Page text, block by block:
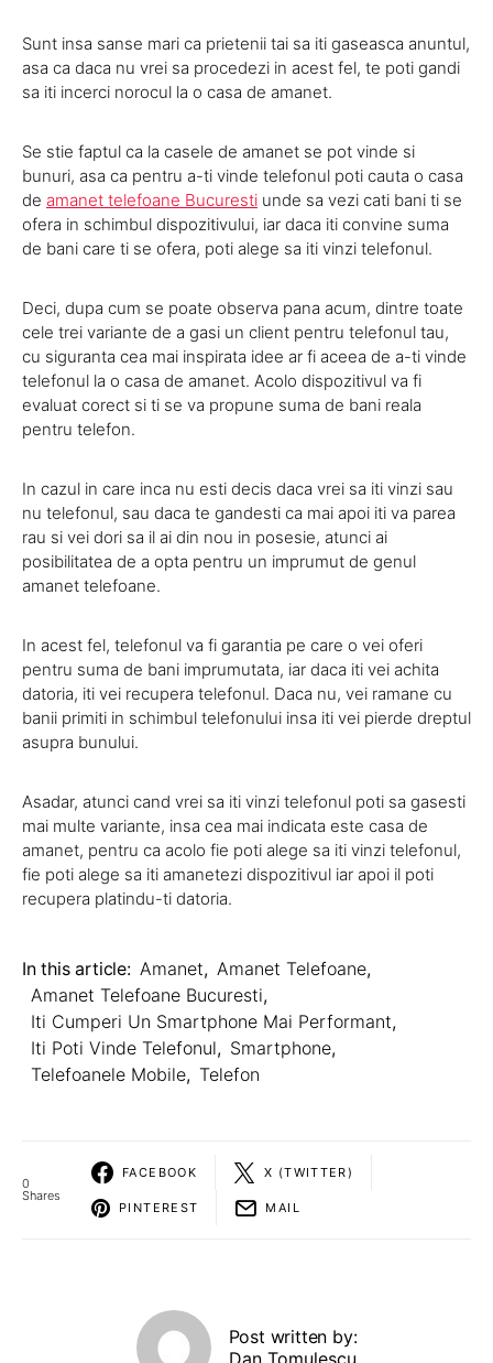
Sunt insa sanse mari ca prietenii tai sa iti gaseasca anuntul,
asa ca daca nu vrei sa procedezi in acest fel, te poti gandi
sa iti incerci norocul la o casa de amanet.
Se stie faptul ca la casele de amanet se pot vinde si
bunuri, asa ca pentru a-ti vinde telefonul poti cauta o casa
de amanet telefoane Bucuresti unde sa vezi cati bani ti se
ofera in schimbul dispozitivului, iar daca iti convine suma
de bani care ti se ofera, poti alege sa iti vinzi telefonul.
Deci, dupa cum se poate observa pana acum, dintre toate
cele trei variante de a gasi un client pentru telefonul tau,
cu siguranta cea mai inspirata idee ar fi aceea de a-ti vinde
telefonul la o casa de amanet. Acolo dispozitivul va fi
evaluat corect si ti se va propune suma de bani reala
pentru telefon.
In cazul in care inca nu esti decis daca vrei sa iti vinzi sau
nu telefonul, sau daca te gandesti ca mai apoi iti va parea
rau si vei dori sa il ai din nou in posesie, atunci ai
posibilitatea de a opta pentru un imprumut de genul
amanet telefoane.
In acest fel, telefonul va fi garantia pe care o vei oferi
pentru suma de bani imprumutata, iar daca iti vei achita
datoria, iti vei recupera telefonul. Daca nu, vei ramane cu
banii primiti in schimbul telefonului insa iti vei pierde dreptul
asupra bunului.
Asadar, atunci cand vrei sa iti vinzi telefonul poti sa gasesti
mai multe variante, insa cea mai indicata este casa de
amanet, pentru ca acolo fie poti alege sa iti vinzi telefonul,
fie poti alege sa iti amanetezi dispozitivul iar apoi il poti
recupera platindu-ti datoria.
In this article: Amanet, Amanet Telefoane,
Amanet Telefoane Bucuresti,
Iti Cumperi Un Smartphone Mai Performant,
Iti Poti Vinde Telefonul, Smartphone,
Telefoanele Mobile, Telefon
0
Shares
FACEBOOK X (TWITTER)
PINTEREST MAIL
Post written by: